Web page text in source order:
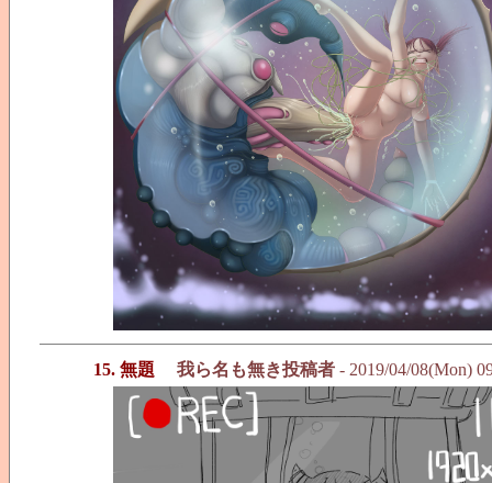
15. 無題 我ら名も無き投稿者 - 2019/04/08(Mon)